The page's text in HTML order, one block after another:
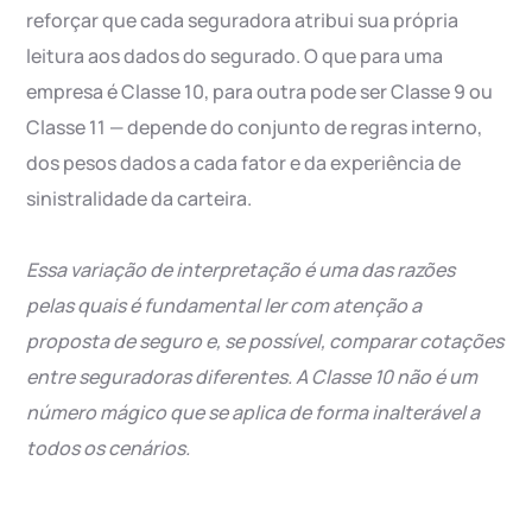
reforçar que cada seguradora atribui sua própria
leitura aos dados do segurado. O que para uma
empresa é Classe 10, para outra pode ser Classe 9 ou
Classe 11 — depende do conjunto de regras interno,
dos pesos dados a cada fator e da experiência de
sinistralidade da carteira.
Essa variação de interpretação é uma das razões
pelas quais é fundamental ler com atenção a
proposta de seguro e, se possível, comparar cotações
entre seguradoras diferentes. A Classe 10 não é um
número mágico que se aplica de forma inalterável a
todos os cenários.